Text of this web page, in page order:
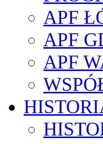
APF
APF
APF